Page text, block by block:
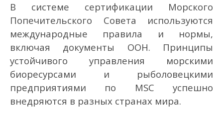
В системе сертификации Морского
Попечительского Совета используются
международные правила и нормы,
включая документы ООН. Принципы
устойчивого управления морскими
биоресурсами и рыболовецкими
предприятиями по MSC успешно
внедряются в разных странах мира.